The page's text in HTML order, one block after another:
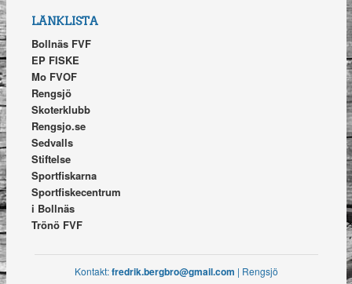
LÄNKLISTA
Bollnäs FVF
EP FISKE
Mo FVOF
Rengsjö
Skoterklubb
Rengsjo.se
Sedvalls
Stiftelse
Sportfiskarna
Sportfiskecentrum
i Bollnäs
Trönö FVF
Kontakt:fredrik.bergbro@gmail.com | Rengsjö